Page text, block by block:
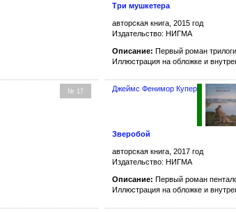
Три мушкетера
авторская книга, 2015 год
Издательство: НИГМА
Описание: Первый роман
Иллюстрация на обложке и
№ 17 Джеймс Фенимор Купер
Зверобой
авторская книга, 2017 год
Издательство: НИГМА
Описание: Первый роман
Иллюстрация на обложке и